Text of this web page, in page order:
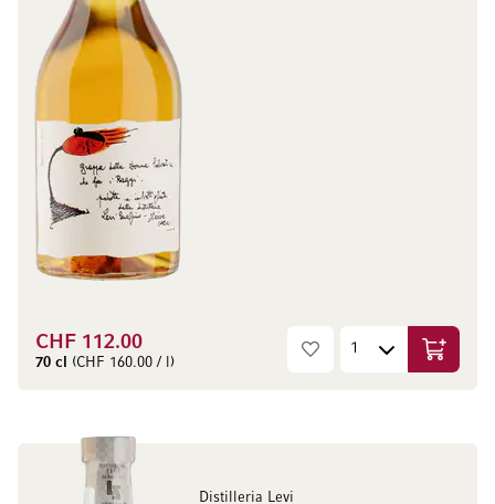
CHF 112.00
70 cl (CHF 160.00 / l)
Distilleria Levi